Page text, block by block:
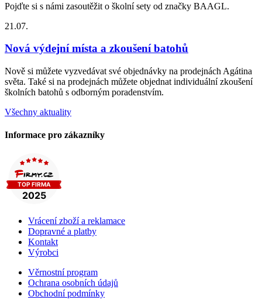
Pojďte si s námi zasoutěžit o školní sety od značky BAAGL.
21.07.
Nová výdejní místa a zkoušení batohů
Nově si můžete vyzvedávat své objednávky na prodejnách Agátina
světa. Také si na prodejnách můžete objednat individuální zkoušení
školních batohů s odborným poradenstvím.
Všechny aktuality
Informace pro zákazníky
Vrácení zboží a reklamace
Dopravné a platby
Kontakt
Výrobci
Věrnostní program
Ochrana osobních údajů
Obchodní podmínky